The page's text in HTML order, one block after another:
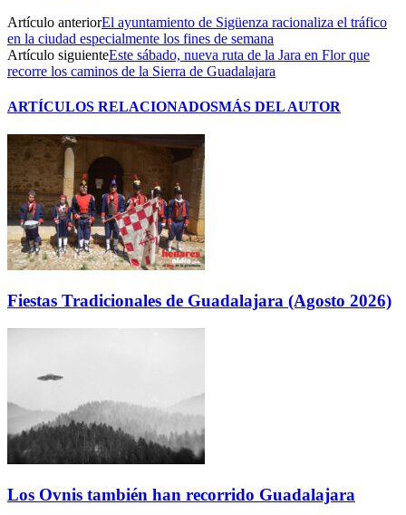
Artículo anteriorEl ayuntamiento de Sigüenza racionaliza el tráfico
en la ciudad especialmente los fines de semana
Artículo siguienteEste sábado, nueva ruta de la Jara en Flor que
recorre los caminos de la Sierra de Guadalajara
ARTÍCULOS RELACIONADOSMÁS DEL AUTOR
Fiestas Tradicionales de Guadalajara (Agosto 2026)
Los Ovnis también han recorrido Guadalajara